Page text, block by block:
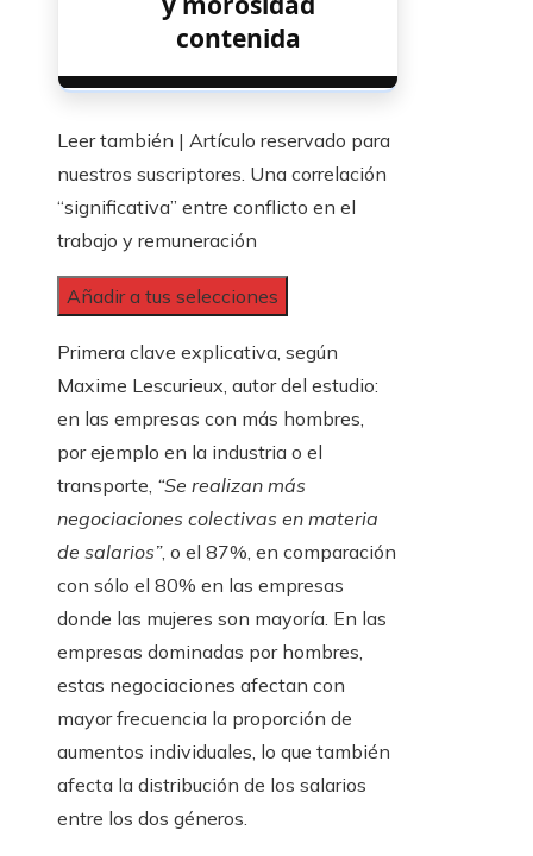
contenida
Leer también | Artículo reservado para
nuestros suscriptores. Una correlación
“significativa” entre conflicto en el
trabajo y remuneración
Añadir a tus selecciones
Primera clave explicativa, según
Maxime Lescurieux, autor del estudio:
en las empresas con más hombres,
por ejemplo en la industria o el
transporte, “Se realizan más
negociaciones colectivas en materia
de salarios”, o el 87%, en comparación
con sólo el 80% en las empresas
donde las mujeres son mayoría. En las
empresas dominadas por hombres,
estas negociaciones afectan con
mayor frecuencia la proporción de
aumentos individuales, lo que también
afecta la distribución de los salarios
entre los dos géneros.